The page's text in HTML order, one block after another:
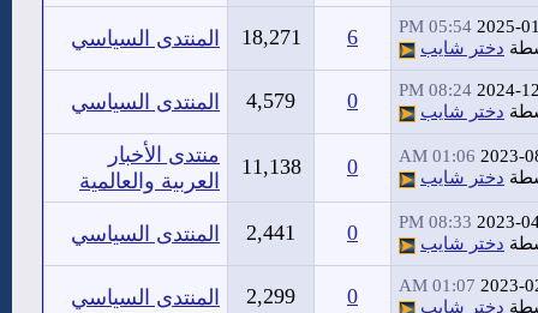
2025-
05:54 PM
دختر شايب 6
18,271 المنتدى السياسي
2024-
08:24 PM
دختر شايب 0
4,579 المنتدى السياسي
2023-
01:06 AM
دختر شايب 0
11,138
منتدى الأخبار
العربية والعالمية
2023-
08:33 PM
دختر شايب 0
2,441 المنتدى السياسي
2023-
01:07 AM
دختر شايب 0
2,299 المنتدى السياسي